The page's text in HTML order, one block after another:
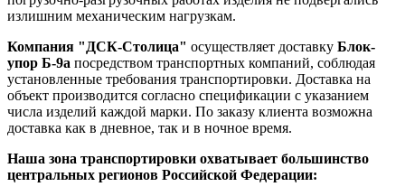
излишним механическим нагрузкам.
Компания "ДСК-Столица" осуществляет доставку Блок-
упор Б-9а посредством транспортных компаний, соблюдая
установленные требования транспортировки. Доставка на
объект производится согласно спецификации с указанием
числа изделий каждой марки. По заказу клиента возможна
доставка как в дневное, так и в ночное время.
Наша зона транспортировки охватывает большинство
центральных регионов Российской Федерации: